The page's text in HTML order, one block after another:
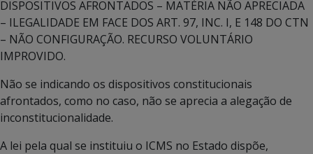
DISPOSITIVOS AFRONTADOS – MATÉRIA NÃO APRECIADA
– ILEGALIDADE EM FACE DOS ART. 97, INC. I, E 148 DO CTN
– NÃO CONFIGURAÇÃO. RECURSO VOLUNTÁRIO
IMPROVIDO.
Não se indicando os dispositivos constitucionais
afrontados, como no caso, não se aprecia a alegação de
inconstitucionalidade.
A lei pela qual se instituiu o ICMS no Estado dispõe,